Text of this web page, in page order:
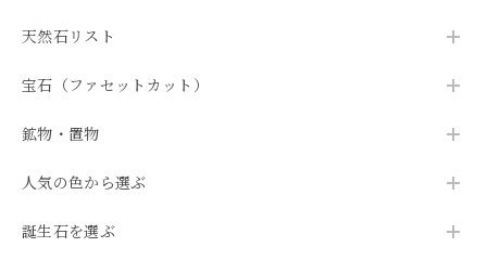
天然石リスト
宝石（ファセットカット）
鉱物・置物
人気の色から選ぶ
誕生石を選ぶ